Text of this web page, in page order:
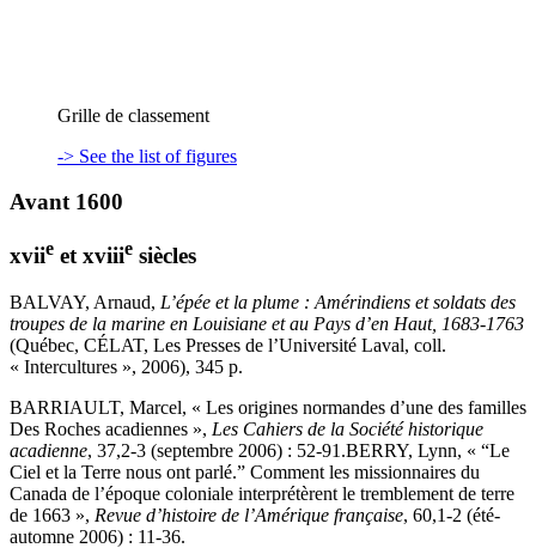
Grille de classement
-> See the list of figures
Avant 1600
xviie etxviiie siècles
BALVAY, Arnaud, L’épée et la plume : Amérindiens et soldats des
troupes de la marine en Louisiane et au Pays d’en Haut, 1683-1763
(Québec, CÉLAT, Les Presses de l’Université Laval, coll.
« Intercultures », 2006), 345 p.
BARRIAULT, Marcel, « Les origines normandes d’une des familles
Des Roches acadiennes », Les Cahiers de la Société historique
acadienne, 37,2-3 (septembre 2006) : 52-91.BERRY, Lynn, « “Le
Ciel et la Terre nous ont parlé.” Comment les missionnaires du
Canada de l’époque coloniale interprétèrent le tremblement de terre
de 1663 », Revue d’histoire de l’Amérique française, 60,1-2 (été-
automne 2006) : 11-36.